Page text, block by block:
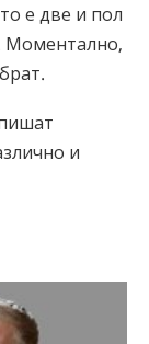
е две и пол
Моментално,
и